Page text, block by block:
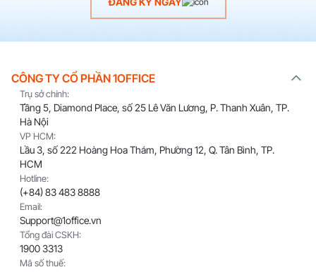
CÔNG TY CỔ PHẦN 1OFFICE
Trụ sở chính:
Tầng 5, Diamond Place, số 25 Lê Văn Lương, P. Thanh Xuân, TP.
Hà Nội
VP HCM:
Lầu 3, số 222 Hoàng Hoa Thám, Phường 12, Q. Tân Bình, TP.
HCM
Hotline:
(+84) 83 483 8888
Email:
Support@1office.vn
Tổng đài CSKH:
1900 3313
Mã số thuế: